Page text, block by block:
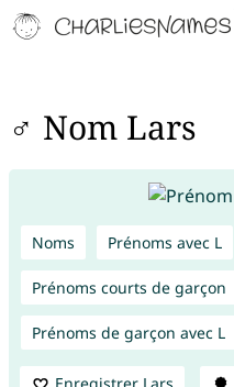
♂ Nom Lars
Noms Prénoms avec L
Prénoms courts de garçon
Prénoms de garçon avec L